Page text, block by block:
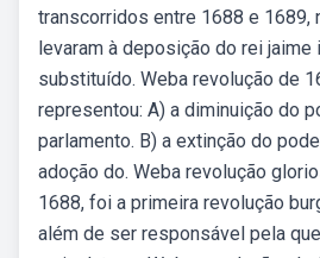
transcorridos entre 1688 e 1689,
levaram à deposição do rei jaime
substituído. Weba revolução de
representou: A) a diminuição do
parlamento. B) a extinção do
adoção do. Weba revolução
1688, foi a primeira revolução
além de ser responsável pela